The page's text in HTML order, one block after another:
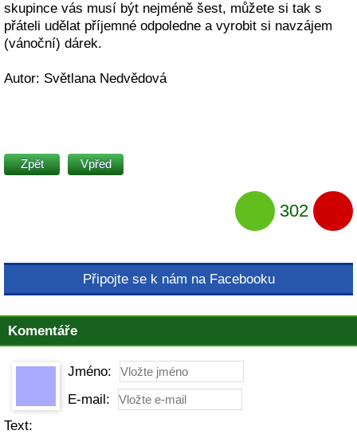
skupince vás musí být nejméně šest, můžete si tak s
přáteli udělat příjemné odpoledne a vyrobit si navzájem
(vánoční) dárek.
Autor: Světlana Nedvědová
Zpět Vpřed
302
Připojte se k nám na Facebooku
Komentáře
Jméno:
E-mail:
Text: